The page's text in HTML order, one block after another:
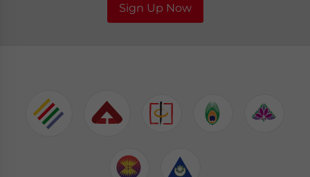
Sign Up Now